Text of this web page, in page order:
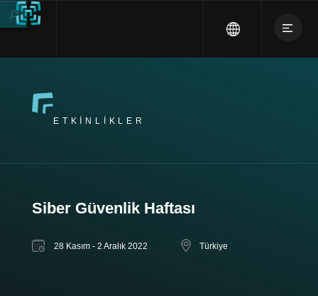
ETKINLIKLER
Siber Güvenlik Haftası
28 Kasım - 2 Aralık 2022 Türkiye